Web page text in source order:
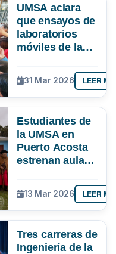
UMSA aclara
que ensayos de
laboratorios
móviles de la
no evaluaron
contenido de
manganeso ni
existentes
31 Mar 2026 LEER
Estudiantes de
la UMSA en
Puerto Acosta
estrenan aula
y laboratorio
13 Mar 2026 LEER
Tres carreras de
Ingeniería de la